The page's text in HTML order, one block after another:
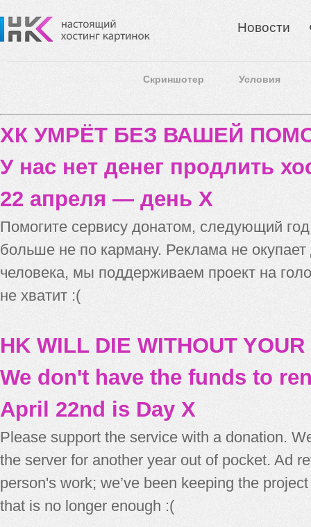
Новости
Скриншотер Условия
ХК УМРЁТ БЕЗ ВАШЕЙ
У нас нет денег продлить
22 апреля — день X
Помогите сервису донатом, следующий
больше не по карману. Реклама не
человека, мы поддерживаем проект на
не хватит :(
HK WILL DIE WITHOUT
We don't have the funds to
April 22nd is Day X
Please support the service with a donation.
the server for another year out of pocket. Ad
person's work; we’ve been keeping the
that is no longer enough :(